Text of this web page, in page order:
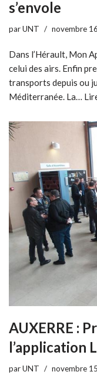
s’envole
parUNT novembre
Dans l’Hérault, Mon
celui des airs. Enfin
transports depuis ou
Méditerranée. La…
AUXERRE :
l’application
parUNT novembre